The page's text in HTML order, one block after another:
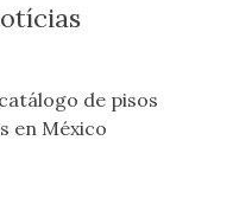
de pisos
en México